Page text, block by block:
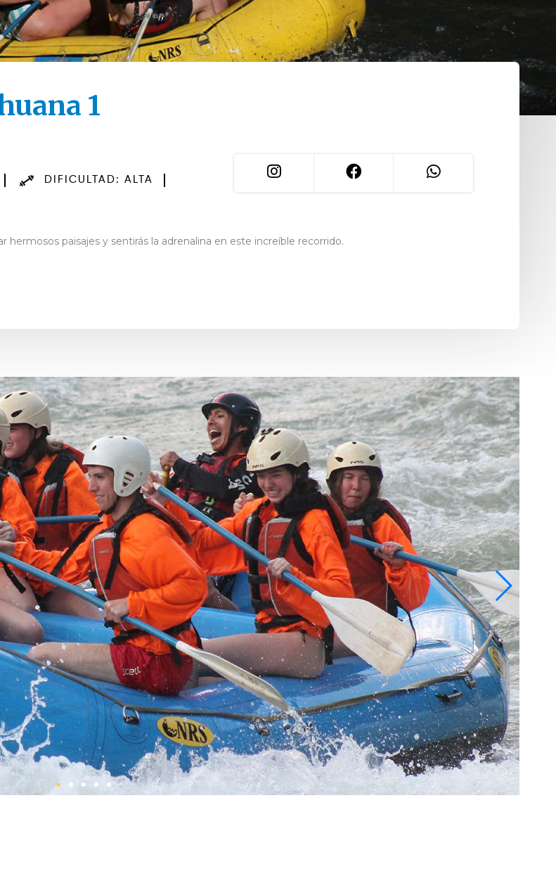
1
DIFICULTAD: ALTA
paisajes y sentirás la adrenalina en este increíble recorrido.